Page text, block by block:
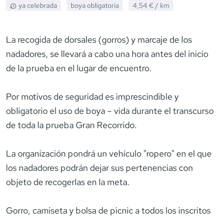
ya celebrada boya obligatoria 4,54 € / km
La recogida de dorsales (gorros) y marcaje de los
nadadores, se llevará a cabo una hora antes del inicio
de la prueba en el lugar de encuentro.
Por motivos de seguridad es imprescindible y
obligatorio el uso de boya – vida durante el transcurso
de toda la prueba Gran Recorrido.
La organización pondrá un vehículo "ropero" en el que
los nadadores podrán dejar sus pertenencias con
objeto de recogerlas en la meta.
Gorro, camiseta y bolsa de picnic a todos los inscritos